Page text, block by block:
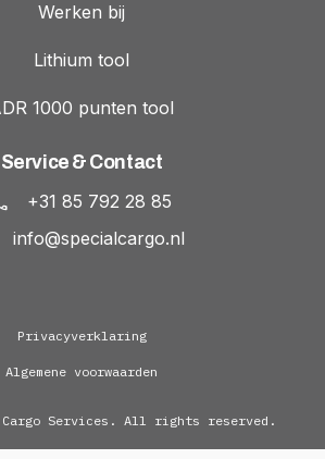
Werken bij
Lithium tool
1000 punten tool
Service & Contact
+31 85 792 28 85
info@specialcargo.nl
Privacyverklaring
Algemene voorwaarden
Cargo Services. All rights reserved.